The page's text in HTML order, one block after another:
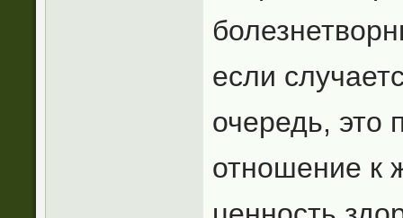
если
очередь, это
отношение к